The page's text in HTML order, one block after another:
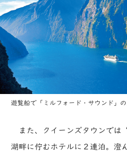
遊覧船で「ミルフォード・サウンド」
また、クイーンズタウンで
湖畔に佇むホテルに２連泊。澄